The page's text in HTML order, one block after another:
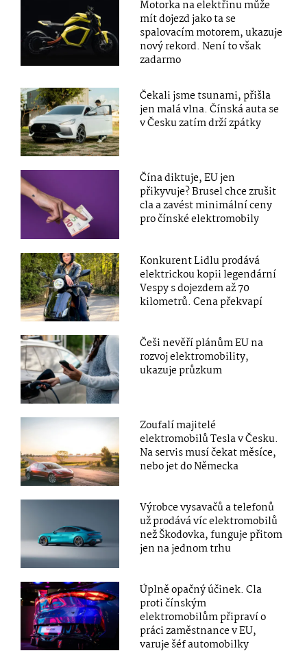
Motorka na elektřinu může
mít dojezd jako ta se
spalovacím motorem, ukazuje
nový rekord. Není to však
zadarmo
Čekali jsme tsunami, přišla
jen malá vlna. Čínská auta se
v Česku zatím drží zpátky
Čína diktuje, EU jen
přikyvuje? Brusel chce zrušit
cla a zavést minimální ceny
pro čínské elektromobily
Konkurent Lidlu prodává
elektrickou kopii legendární
Vespy s dojezdem až 70
kilometrů. Cena překvapí
Češi nevěří plánům EU na
rozvoj elektromobility,
ukazuje průzkum
Zoufalí majitelé
elektromobilů Tesla v Česku.
Na servis musí čekat měsíce,
nebo jet do Německa
Výrobce vysavačů a telefonů
už prodává víc elektromobilů
než Škodovka, funguje přitom
jen na jednom trhu
Úplně opačný účinek. Cla
proti čínským
elektromobilům připraví o
práci zaměstnance v EU,
varuje šéf automobilky